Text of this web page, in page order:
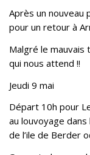
Après un nouveau
pour un retour à
Malgré le mauvais
qui nous attend !!
Jeudi 9 mai
Départ 10h pour
au louvoyage
de l’ile de Berder